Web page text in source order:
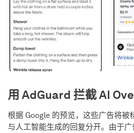
用 AdGuard 拦截 AI
根据 Google 的预览，这些广告将被
与人工智能生成的回复分开。由于